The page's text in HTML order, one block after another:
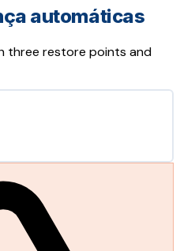
automáticas
three restore points and